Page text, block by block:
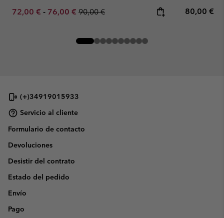
Minimum sale price:
72,00 € - Maximum sale price:
76,00 € Regular price:
90,00 € Regular
80,00 €
(+)34919015933
Servicio al cliente
Formulario de contacto
Devoluciones
Desistir del contrato
Estado del pedido
Envío
Pago